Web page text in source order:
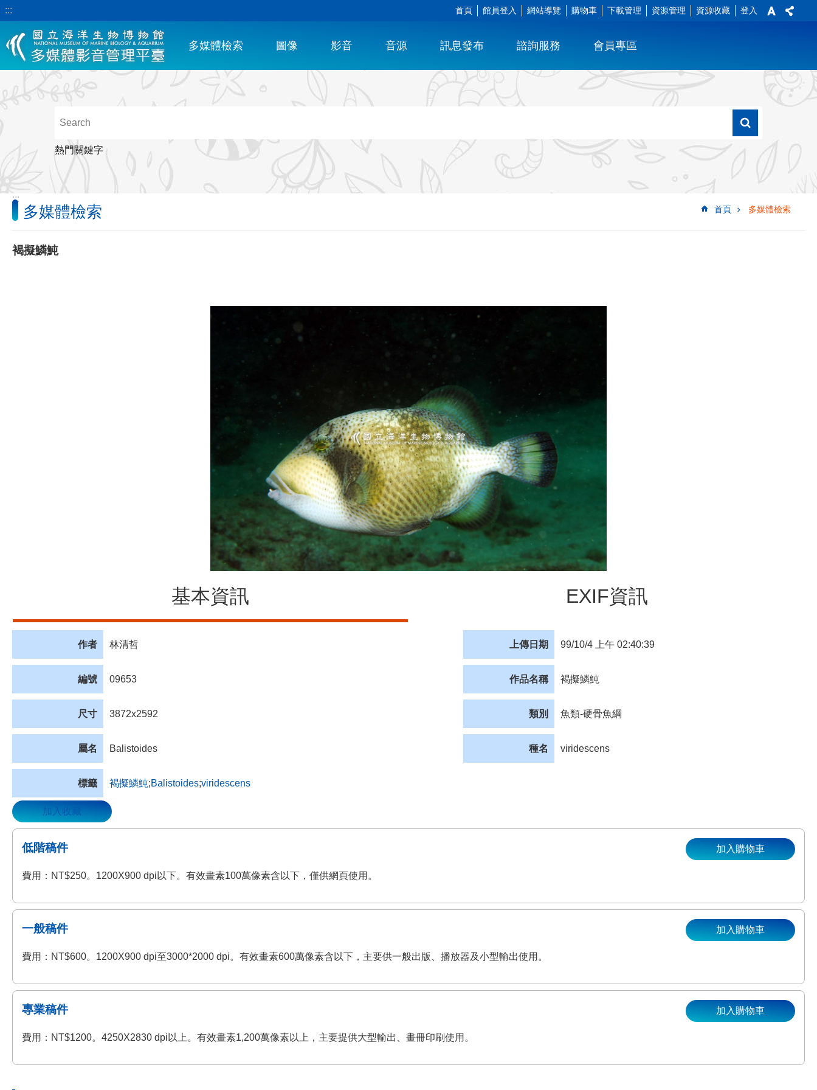
跳到主要內容區塊
::: 首頁 館員登入 網站導覽 購物車 下載管理 資源管理 資源收藏 登入
多媒體檢索 圖像 影音 音源 訊息發布 諮詢服務 會員專區
熱門關鍵字
:::
首頁 多媒體檢索
多媒體檢索
褐擬鱗魨
基本資訊 EXIF資訊
作者 林清哲 上傳日期 99/10/4 上午 02:40:39
編號 09653 作品名稱 褐擬鱗魨
尺寸 3872x2592 類別 魚類-硬骨魚綱
屬名 Balistoides 種名 viridescens
標籤 褐擬鱗魨;Balistoides;viridescens
加入收藏
低階稿件
費用：NT$250。1200X900 dpi以下。有效畫素100萬像素含以下，僅供網頁使用。
加入購物車
一般稿件
費用：NT$600。1200X900 dpi至3000*2000 dpi。有效畫素600萬像素含以下，主要供一般出版、播放器及小型輸出使用。
加入購物車
專業稿件
費用：NT$1200。4250X2830 dpi以上。有效畫素1,200萬像素以上，主要提供大型輸出、畫冊印刷使用。
加入購物車